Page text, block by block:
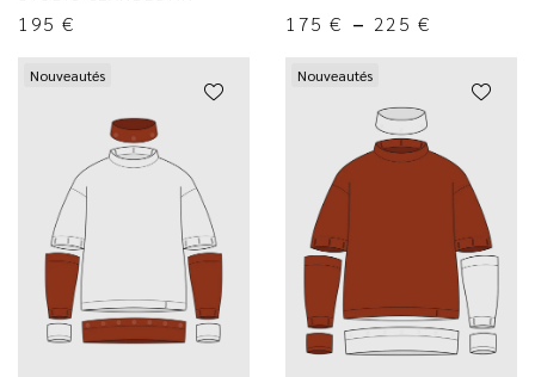
195 € 175 € – 225 €
Nouveautés Nouveautés